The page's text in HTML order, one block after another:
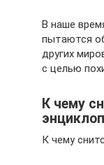
В наше
пытаются
других
с целью
К чему
К чему